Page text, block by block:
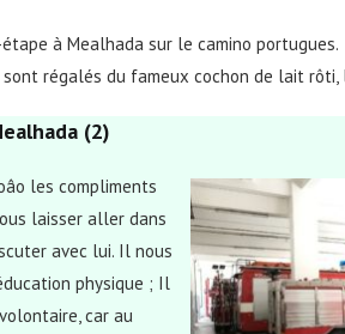
à Mealhada sur le camino portugues.
sont régalés du fameux cochon de lait
(2)
les compliments
laisser aller dans
avec lui. Il nous
physique ; Il
car au